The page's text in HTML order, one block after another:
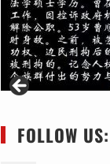
FOLLOW US: